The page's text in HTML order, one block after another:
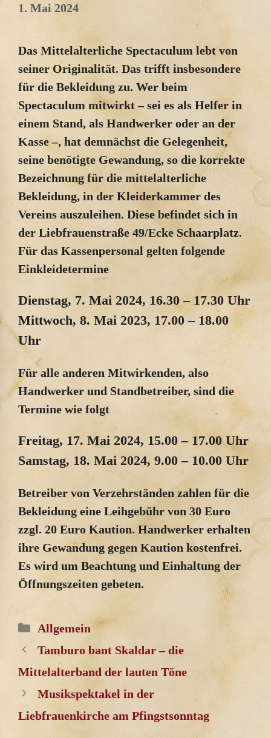
1. Mai 2024
Das Mittelalterliche Spectaculum lebt von
seiner Originalität. Das trifft insbesondere
für die Bekleidung zu. Wer beim
Spectaculum mitwirkt – sei es als Helfer in
einem Stand, als Handwerker oder an der
Kasse –, hat demnächst die Gelegenheit,
seine benötigte Gewandung, so die korrekte
Bezeichnung für die mittelalterliche
Bekleidung, in der Kleiderkammer des
Vereins auszuleihen. Diese befindet sich in
der Liebfrauenstraße 49/Ecke Schaarplatz.
Für das Kassenpersonal gelten folgende
Einkleidetermine
Dienstag, 7. Mai 2024, 16.30 – 17.30 Uhr
Mittwoch, 8. Mai 2023, 17.00 – 18.00
Uhr
Für alle anderen Mitwirkenden, also
Handwerker und Standbetreiber, sind die
Termine wie folgt
Freitag, 17. Mai 2024, 15.00 – 17.00 Uhr
Samstag, 18. Mai 2024, 9.00 – 10.00 Uhr
Betreiber von Verzehrständen zahlen für die
Bekleidung eine Leihgebühr von 30 Euro
zzgl. 20 Euro Kaution. Handwerker erhalten
ihre Gewandung gegen Kaution kostenfrei.
Es wird um Beachtung und Einhaltung der
Öffnungszeiten gebeten.
Kategorien
Allgemein
Tamburo bant Skaldar – die
Mittelalterband der lauten Töne
Musikspektakel in der
Liebfrauenkirche am Pfingstsonntag